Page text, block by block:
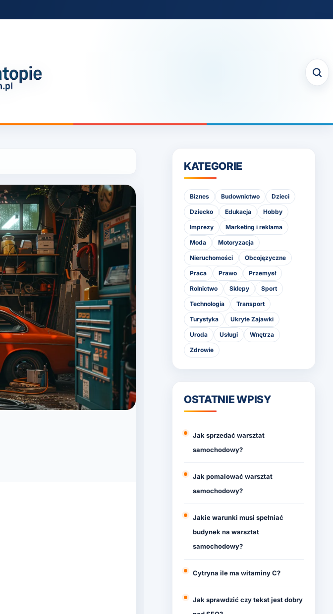
KATEGORIE
Biznes Budownictwo Dzieci
Dziecko Edukacja Hobby
Imprezy Marketing i reklama
Moda Motoryzacja
Nieruchomości Obcojęzyczne
Praca Prawo Przemysł
Rolnictwo Sklepy Sport
Technologia Transport
Turystyka Ukryte Zajawki
Uroda Usługi Wnętrza
Zdrowie
OSTATNIE WPISY
Jak sprzedać warsztat
samochodowy?
Jak pomalować warsztat
samochodowy?
Jakie warunki musi spełniać
budynek na warsztat
samochodowy?
Cytryna ile ma witaminy C?
Jak sprawdzić czy tekst jest dobry